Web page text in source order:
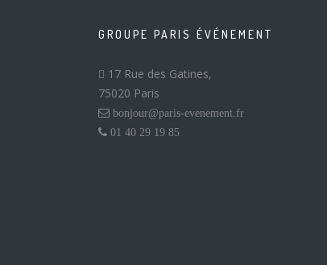
GROUPE PARIS ÉVÉNEMENT
17 Rue des Gatines,
75020 Paris
bonjour@paris-evenement.fr
01 40 29 19 85